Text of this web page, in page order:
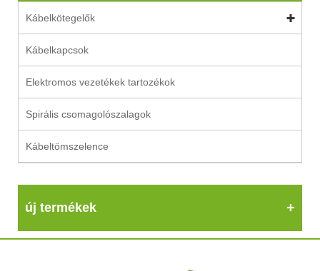
Kábelkötegelők
Kábelkapcsok
Elektromos vezetékek tartozékok
Spirális csomagolószalagok
Kábeltömszelence
új termékek